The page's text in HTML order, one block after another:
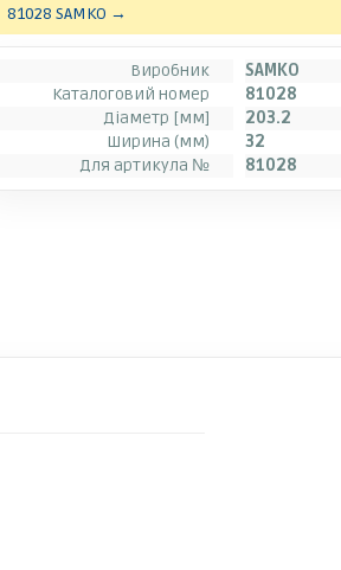
81028 SAMKO →
Виробник
SAMKO
Каталоговий номер
81028
Діаметр [мм]
203.2
Ширина (мм)
32
Для артикула №
81028